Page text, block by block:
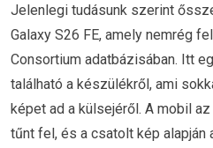
Jelenlegi tudásunk szerint
Galaxy S26 FE, amely nemrég
Consortium adatbázisában. Itt
található a készülékről, ami
képet ad a külsejéről. A mobil az
tűnt fel, és a csatolt kép alapján